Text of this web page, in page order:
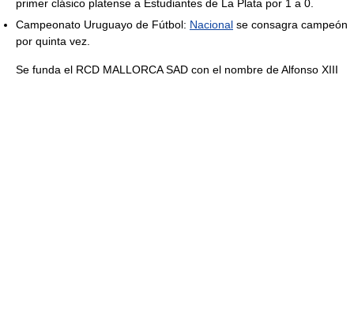
primer clásico platense a Estudiantes de La Plata por 1 a 0.
Campeonato Uruguayo de Fútbol: Nacional se consagra campeón
por quinta vez.
Se funda el RCD MALLORCA SAD con el nombre de Alfonso XIII